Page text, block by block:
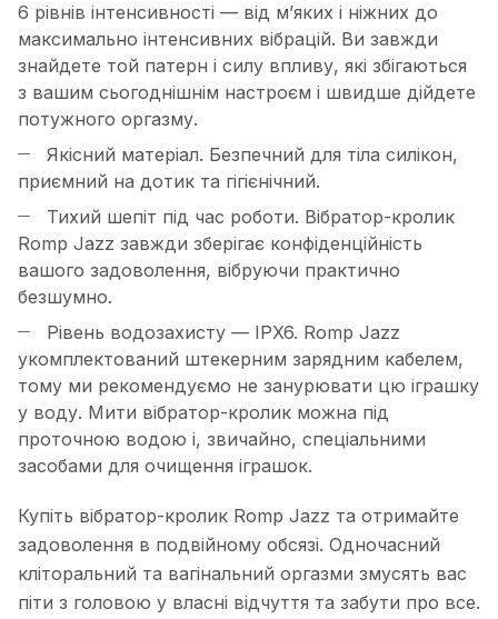
6 рівнів інтенсивності — від м’яких і ніжних до
максимально інтенсивних вібрацій. Ви завжди
знайдете той патерн і силу впливу, які збігаються
з вашим сьогоднішнім настроєм і швидше дійдете
потужного оргазму.
Якісний матеріал. Безпечний для тіла силікон,
приємний на дотик та гігієнічний.
Тихий шепіт під час роботи. Вібратор-кролик
Romp Jazz завжди зберігає конфіденційність
вашого задоволення, вібруючи практично
безшумно.
Рівень водозахисту — IPX6. Romp Jazz
укомплектований штекерним зарядним кабелем,
тому ми рекомендуємо не занурювати цю іграшку
у воду. Мити вібратор-кролик можна під
проточною водою і, звичайно, спеціальними
засобами для очищення іграшок.
Купіть вібратор-кролик Romp Jazz та отримайте
задоволення в подвійному обсязі. Одночасний
кліторальний та вагінальний оргазми змусять вас
піти з головою у власні відчуття та забути про все.